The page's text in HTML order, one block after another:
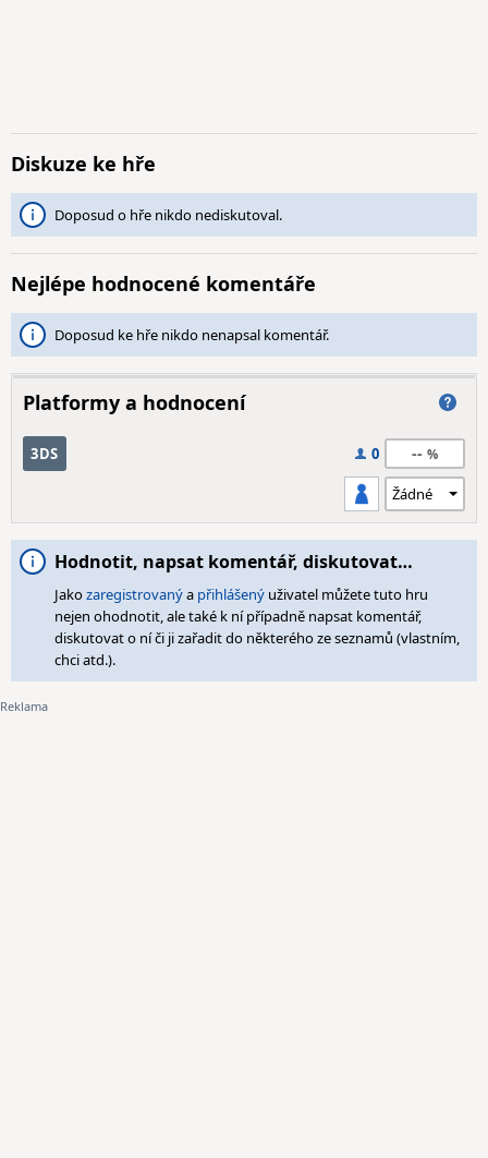
Diskuze ke hře
Doposud o hře nikdo nediskutoval.
Nejlépe hodnocené komentáře
Doposud ke hře nikdo nenapsal komentář.
Platformy a hodnocení
3DS 0 --
Hodnotit, napsat komentář, diskutovat…
Jakozaregistrovanýa přihlášený uživatel můžete tuto hru
nejen ohodnotit, ale také k ní případně napsat komentář,
diskutovat o ní či ji zařadit do některého ze seznamů (vlastním,
chci atd.).